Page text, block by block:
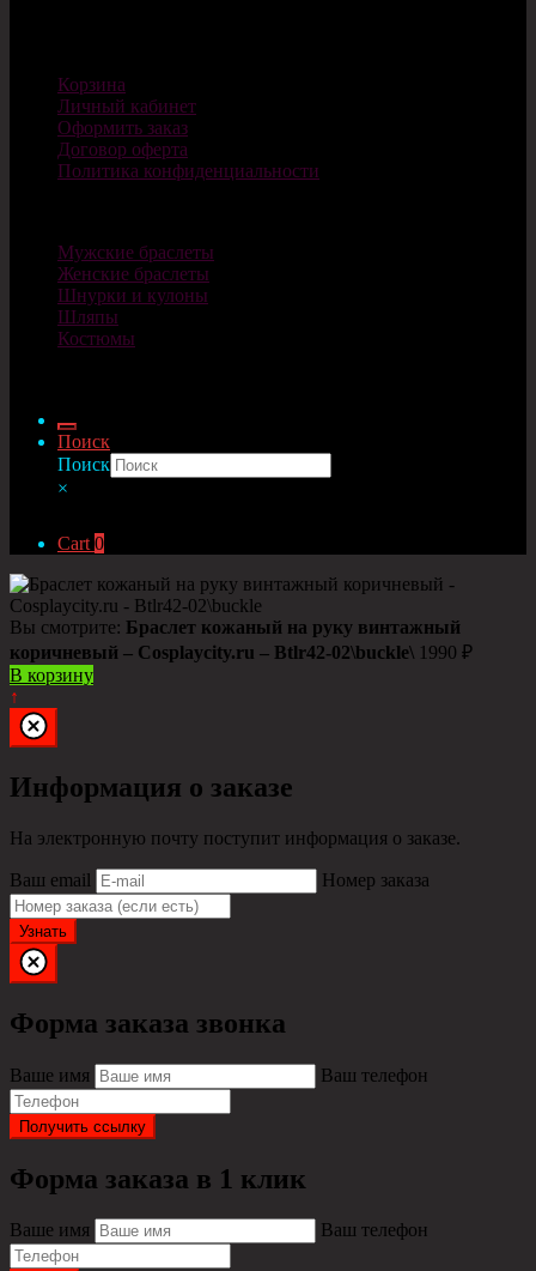
Корзина
Личный кабинет
Оформить заказ
Договор оферта
Политика конфиденциальности
Мужские браслеты
Женские браслеты
Шнурки и кулоны
Шляпы
Костюмы
Поиск
Поиск
×
Cart 0
Вы смотрите: Браслет кожаный на руку винтажный
коричневый – Cosplaycity.ru – Btlr42-02\buckle\ 1990 ₽
В корзину
↑
Информация о заказе
На электронную почту поступит информация о заказе.
Ваш email Номер заказа
Узнать
Форма заказа звонка
Ваше имя Ваш телефон
Получить ссылку
Форма заказа в 1 клик
Ваше имя Ваш телефон